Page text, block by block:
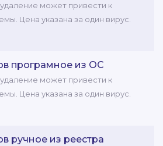
может привести к
Цена указана за один вирус.
програмное из ОС
может привести к
Цена указана за один вирус.
ручное из реестра